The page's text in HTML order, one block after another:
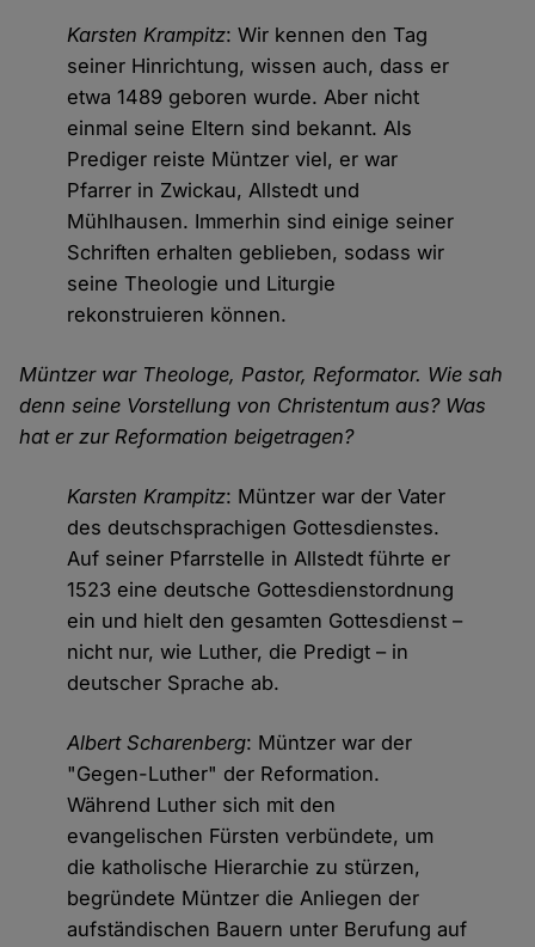
Karsten Krampitz: Wir kennen den Tag
seiner Hinrichtung, wissen auch, dass er
etwa 1489 geboren wurde. Aber nicht
einmal seine Eltern sind bekannt. Als
Prediger reiste Müntzer viel, er war
Pfarrer in Zwickau, Allstedt und
Mühlhausen. Immerhin sind einige seiner
Schriften erhalten geblieben, sodass wir
seine Theologie und Liturgie
rekonstruieren können.
Müntzer war Theologe, Pastor, Reformator. Wie sah
denn seine Vorstellung von Christentum aus? Was
hat er zur Reformation beigetragen?
Karsten Krampitz: Müntzer war der Vater
des deutschsprachigen Gottesdienstes.
Auf seiner Pfarrstelle in Allstedt führte er
1523 eine deutsche Gottesdienstordnung
ein und hielt den gesamten Gottesdienst –
nicht nur, wie Luther, die Predigt – in
deutscher Sprache ab.
Albert Scharenberg: Müntzer war der
"Gegen-Luther" der Reformation.
Während Luther sich mit den
evangelischen Fürsten verbündete, um
die katholische Hierarchie zu stürzen,
begründete Müntzer die Anliegen der
aufständischen Bauern unter Berufung auf